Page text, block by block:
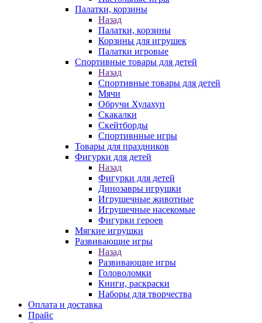
Палатки, корзины
Назад
Палатки, корзины
Корзины для игрушек
Палатки игровые
Спортивные товары для детей
Назад
Спортивные товары для детей
Мячи
Обручи Хулахуп
Скакалки
Скейтборды
Спортивнные игры
Товары для праздников
Фигурки для детей
Назад
Фигурки для детей
Динозавры игрушки
Игрушечные животные
Игрушечные насекомые
Фигурки героев
Мягкие игрушки
Развивающие игры
Назад
Развивающие игры
Головоломки
Книги, раскраски
Наборы для творчества
Оплата и доставка
Прайс